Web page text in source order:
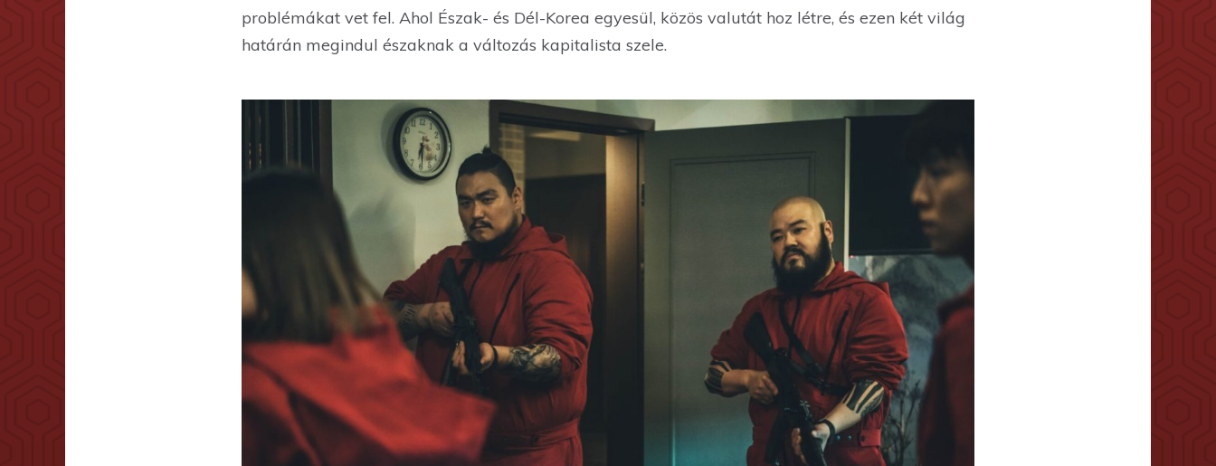
problémákat vet fel. Ahol Észak- és Dél-Korea egyesül, közös valutát hoz létre, és ezen két világ
határán megindul északnak a változás kapitalista szele.